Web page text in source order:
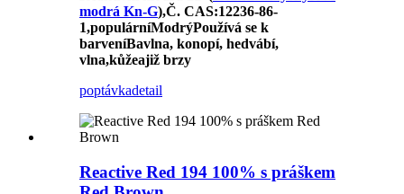
modrá Kn-G),Č. CAS:12236-86-
1,populárníModrýPoužívá se k
barveníBavlna, konopí, hedvábí,
vlna,kůžeajiž brzy
poptávkadetail
Reactive Red 194 100% s práškem